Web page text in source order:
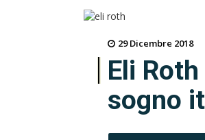
29 Dicembre 2018
Eli
sogno